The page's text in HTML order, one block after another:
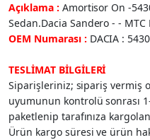
Açıklama : Amortisor On -
Sedan.Dacia Sandero - - MTC
OEM Numarası : DACIA :
TESLİMAT BİLGİLERİ
Siparişleriniz; sipariş vermiş
uyumunun kontrolü sonrası
paketlenip tarafınıza
Ürün kargo süresi ve ürün